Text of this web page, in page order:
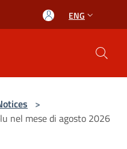
ENG
>
nel mese di agosto 2026